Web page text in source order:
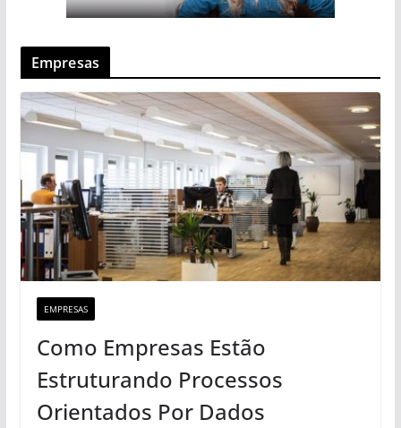
Empresas
EMPRESAS
Como Empresas Estão
Estruturando Processos
Orientados Por Dados